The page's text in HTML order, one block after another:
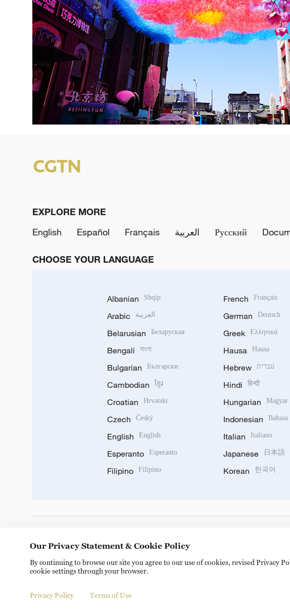
EXPLORE MORE
English
Español Français العربية Русский
CHOOSE YOUR LANGUAGE
Albanian Shqip
Arabic العربية
Belarusian Беларуская
Bengali বাংলা
Bulgarian Български
Cambodian ខ្មែរ
Croatian Hrvatski
Czech Český
English English
Esperanto Esperanto
Filipino Filipino
French Français
German Deutsch
Greek Ελληνικά
Hausa Hausa
Hebrew עברית
Hindi हिन्दी
Hungarian Magyar
Indonesian
Italian Italiano
Japanese 日本語
Korean 한국어
Copyright © 2024 CGTN. 京ICP备20000184号
Our Privacy Statement & Cookie Policy
By continuing to browse our site you agree to our use of cookies, revised Privacy
cookie settings through your browser.
Privacy Policy Terms of Use